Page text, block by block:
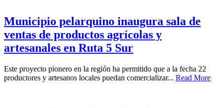
Municipio pelarquino inaugura sala de
ventas de productos agrícolas y
artesanales en Ruta 5 Sur
Este proyecto pionero en la región ha permitido que a la fecha 22
productores y artesanos locales puedan comercializar... Read More